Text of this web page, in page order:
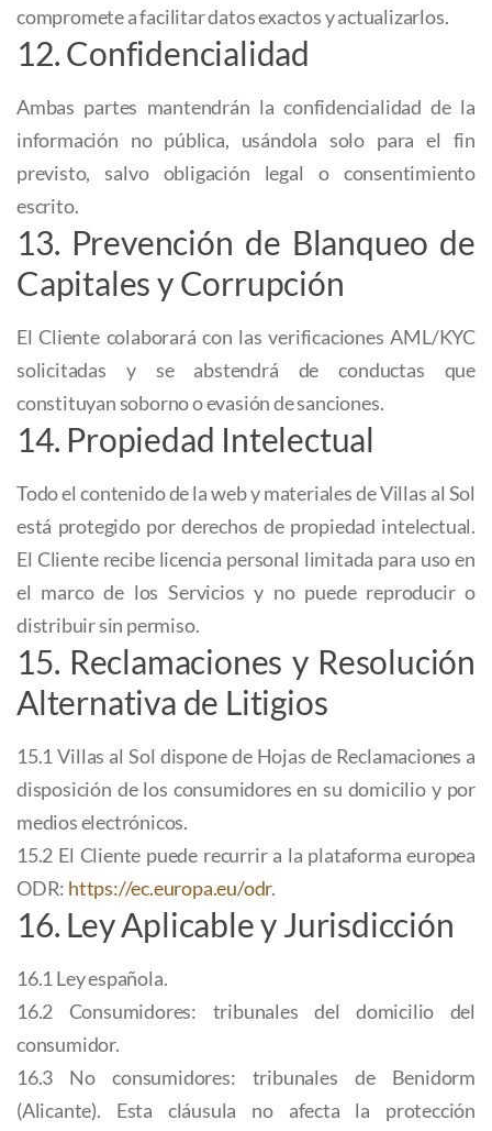
compromete a facilitar datos exactos y actualizarlos.
12. Confidencialidad
Ambas partes mantendrán la confidencialidad de la
información no pública, usándola solo para el fin
previsto, salvo obligación legal o consentimiento
escrito.
13. Prevención de Blanqueo de
Capitales y Corrupción
El Cliente colaborará con las verificaciones AML/KYC
solicitadas y se abstendrá de conductas que
constituyan soborno o evasión de sanciones.
14. Propiedad Intelectual
Todo el contenido de la web y materiales de Villas al Sol
está protegido por derechos de propiedad intelectual.
El Cliente recibe licencia personal limitada para uso en
el marco de los Servicios y no puede reproducir o
distribuir sin permiso.
15. Reclamaciones y Resolución
Alternativa de Litigios
15.1 Villas al Sol dispone de Hojas de Reclamaciones a
disposición de los consumidores en su domicilio y por
medios electrónicos.
15.2 El Cliente puede recurrir a la plataforma europea
ODR: https://ec.europa.eu/odr.
16. Ley Aplicable y Jurisdicción
16.1 Ley española.
16.2 Consumidores: tribunales del domicilio del
consumidor.
16.3 No consumidores: tribunales de Benidorm
(Alicante). Esta cláusula no afecta la protección